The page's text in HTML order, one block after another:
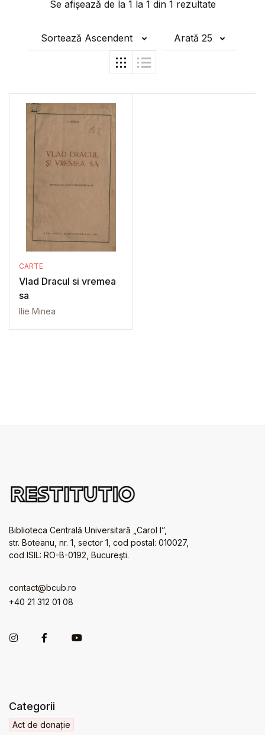
Se afișează de la 1 la 1 din 1 rezultate
Sortează Ascendent Arată 25
CARTE
Vlad Dracul si vremea
sa
Ilie Minea
Biblioteca Centrală Universitară „Carol I”,
str. Boteanu, nr. 1, sector 1, cod postal: 010027,
cod ISIL: RO-B-0192, Bucureşti.
contact@bcub.ro
+40 21 312 01 08
Categorii
Act de donație